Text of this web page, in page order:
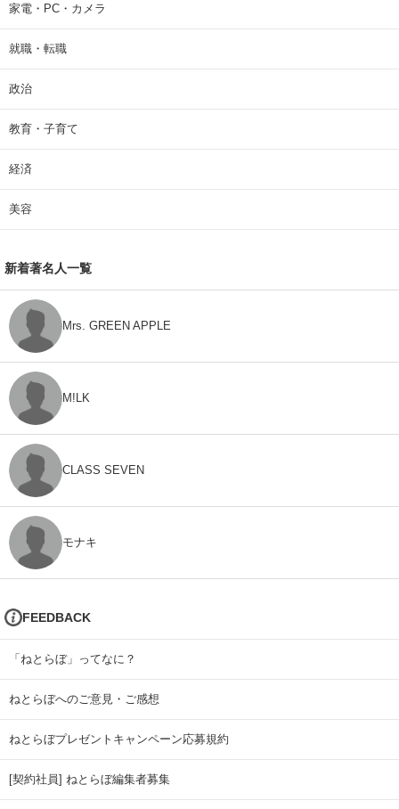
家電・PC・カメラ
就職・転職
政治
教育・子育て
経済
美容
新着著名人一覧
Mrs. GREEN APPLE
M!LK
CLASS SEVEN
モナキ
FEEDBACK
「ねとらぼ」ってなに？
ねとらぼへのご意見・ご感想
ねとらぼプレゼントキャンペーン応募規約
[契約社員] ねとらぼ編集者募集